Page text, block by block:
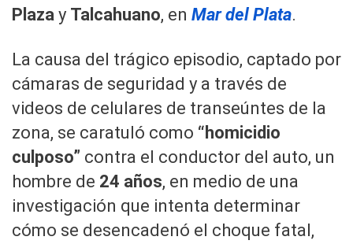
Plaza y Talcahuano, en Mar del Plata.
La causa del trágico episodio, captado por
cámaras de seguridad y a través de
videos de celulares de transeúntes de la
zona, se caratuló como “homicidio
culposo” contra el conductor del auto, un
hombre de 24 años, en medio de una
investigación que intenta determinar
cómo se desencadenó el choque fatal,